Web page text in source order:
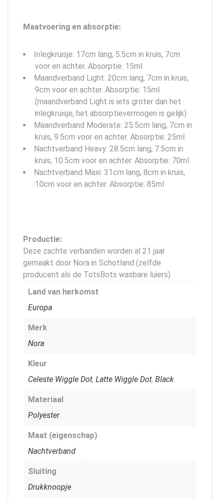
Maatvoering en absorptie:
Inlegkruisje: 17cm lang, 5.5cm in kruis, 7cm
voor en achter. Absorptie: 15ml
Maandverband Light: 20cm lang, 7cm in kruis,
9cm voor en achter. Absorptie: 15ml
(maandverband Light is iets groter dan het
inlegkruisje, het absorptievermogen is gelijk)
Maandverband Moderate: 25.5cm lang, 7cm in
kruis, 9.5cm voor en achter. Absorptie: 25ml
Nachtverband Heavy: 28.5cm lang, 7.5cm in
kruis, 10.5cm voor en achter. Absorptie: 70ml
Nachtverband Maxi: 31cm lang, 8cm in kruis,
10cm voor en achter. Absorptie: 85ml
Productie:
Deze zachte verbanden worden al 21 jaar
gemaakt door Nora in Schotland (zelfde
producent als de TotsBots wasbare luiers)
Land van herkomst
Europa
Merk
Nora
Kleur
Celeste Wiggle Dot, Latte Wiggle Dot, Black
Materiaal
Polyester
Maat (eigenschap)
Nachtverband
Sluiting
Drukknoopje